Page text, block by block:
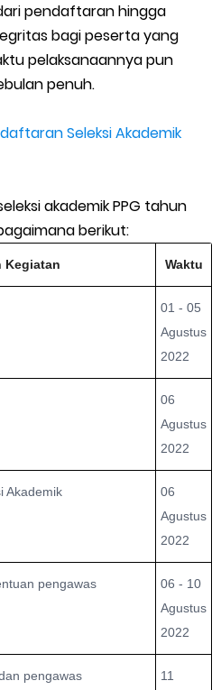
pendaftaran hingga
bagi peserta yang
pelaksanaannya pun
penuh.
Seleksi Akademik
akademik PPG tahun
berikut:
Kegiatan Waktu
01 - 05
Agustus
2022
06
Agustus
2022
Akademik
06
Agustus
2022
pengawas
06 - 10
Agustus
2022
pengawas
11